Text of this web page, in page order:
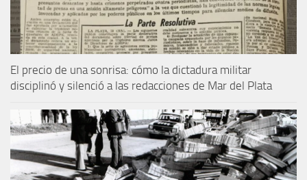
El precio de una sonrisa: cómo la dictadura militar
disciplinó y silenció a las redacciones de Mar del Plata